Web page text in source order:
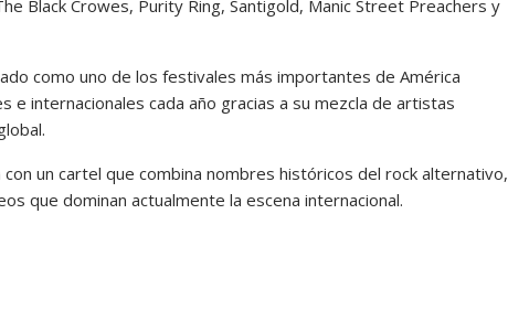
Black Crowes, Purity Ring, Santigold, Manic Street Preachers y
como uno de los festivales más importantes de América
e internacionales cada año gracias a su mezcla de artistas
un cartel que combina nombres históricos del rock alternativo,
que dominan actualmente la escena internacional.